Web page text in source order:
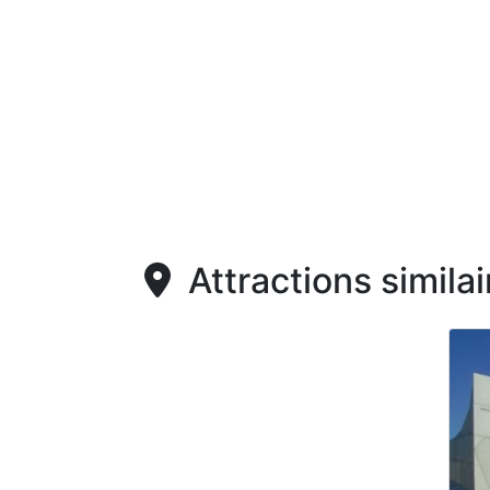
Attractions